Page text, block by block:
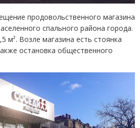
продовольственного магазина
спального района города.
м². Возле магазина есть стоянка
остановка общественного